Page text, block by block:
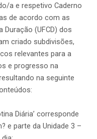
a e respetivo Caderno
de acordo com as
Duração (UFCD) dos
criado subdivisões,
relevantes para a
e progresso na
na seguinte
Diária’ corresponde
e parte da Unidade 3 –